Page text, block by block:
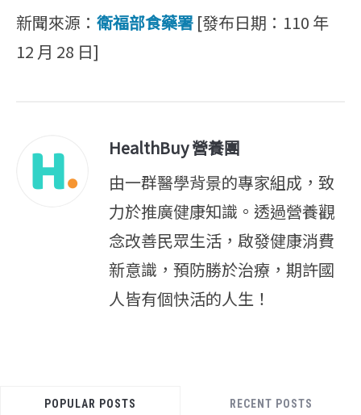
新聞來源： 衛福部食藥署 [發布日期：110 年
12 月 28 日]
HealthBuy 營養團
由一群醫學背景的專家組成，致
力於推廣健康知識。透過營養觀
念改善民眾生活，啟發健康消費
新意識，預防勝於治療，期許國
人皆有個快活的人生！
POPULAR POSTS RECENT POSTS